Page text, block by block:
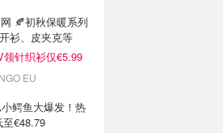
🍂初秋保暖系列
衫、皮夹克等
领针织衫仅€5.99
EU
鳄鱼大爆发！热
€48.79